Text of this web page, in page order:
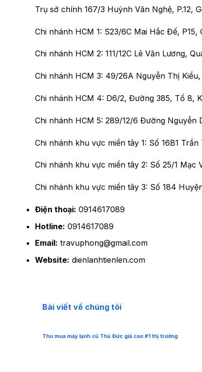
Trụ sở chính 167/3 Huỳnh Văn Nghệ, P.12,
Chi nhánh HCM 1: S23/6C Mai Hắc Đế, P15,
Chi nhánh HCM 2: 111/12C Lê Văn Lương,
Chi nhánh HCM 3: 49/26A Nguyễn Thị Kiểu,
Chi nhánh HCM 4: D6/2, Đường 385, Tổ 8,
Chi nhánh HCM 5: 289/12/6 Đường Nguyễn
Chi nhánh khu vực miền tây 1: Số 16B1
Chi nhánh khu vực miền tây 2: Số 25/1 Mạc
Chi nhánh khu vực miền tây 3: Số 184
Điện thoại: 0914617089
Hotline: 0914617089
Email: travuphong@gmail.com
Website: dienlanhtienlen.com
Bài viết về chúng tôi
Thu mua máy lạnh cũ Thủ Đức giá cao #1 thị trường